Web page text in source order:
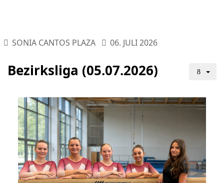
SONIA CANTOS PLAZA 06. JULI 2026
Bezirksliga (05.07.2026)